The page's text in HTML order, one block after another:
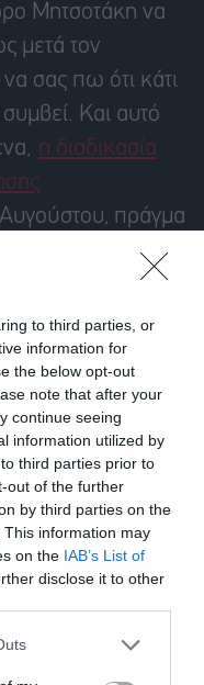
to third parties, or
information for
the below opt-out
note that after your
continue seeing
information utilized by
third parties prior to
out of the further
by third parties on the
This information may
on the IAB’s List of
disclose it to other
Μητσοτάκη να
μετά τον
σας πω ότι κάτι
συμβεί. Και αυτό
η διαδικασία
πράγμα
εκλογική σκέψη,
είναι
από αντιθεσμική.
ο
στην πιάτσα
εδώ διαβάσατε
όνειρα που
τον εαυτό του.
να σκέφτηκε